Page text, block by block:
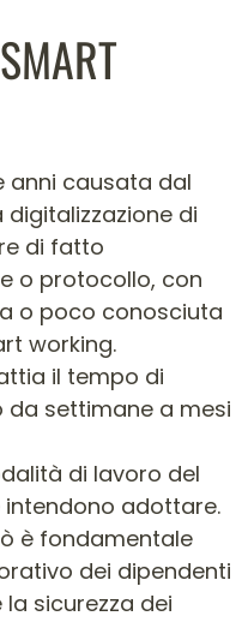
anni causata dal
di
di fatto
o protocollo, con
o poco conosciuta
working.
il tempo di
settimane a mesi
di lavoro del
adottare.
è fondamentale
dei dipendenti
sicurezza dei